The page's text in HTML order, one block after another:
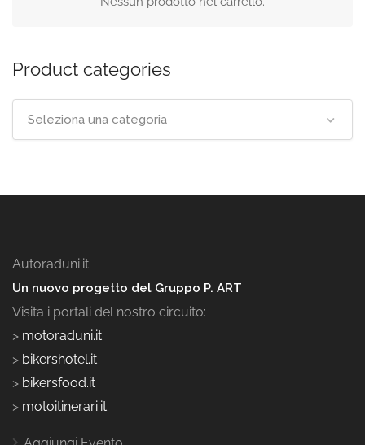
Product categories
Seleziona una categoria
Autoraduni.it
Un nuovo progetto del Gruppo P. ART
Visita i portali del nostro circuito:
> motoraduni.it
> bikershotel.it
> bikersfood.it
> motoitinerari.it